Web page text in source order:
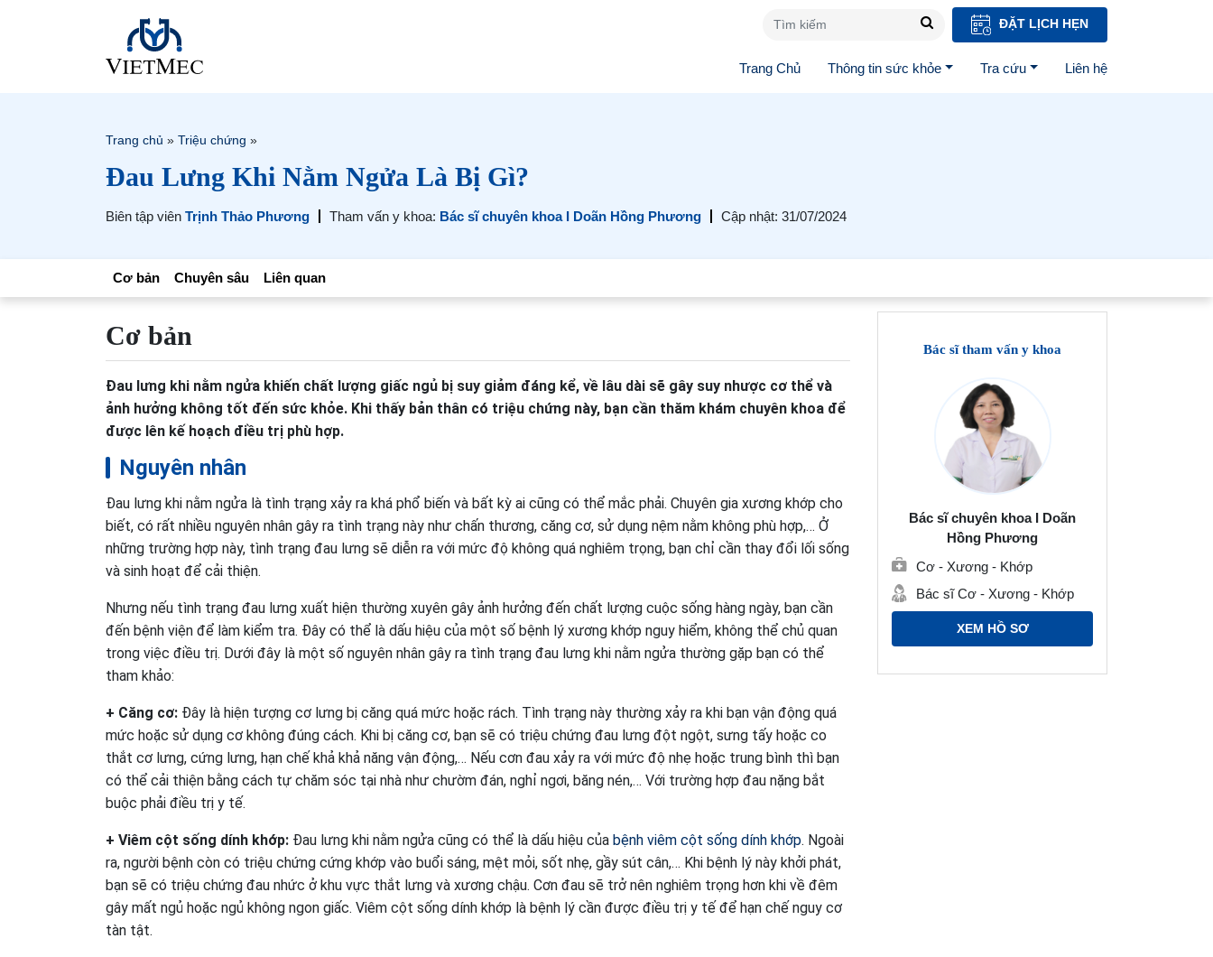
ĐẶT LỊCH HẸN
Trang Chủ Thông tin sức khỏe Tra cứu Liên hệ
Trang chủ » Triệu chứng »
Đau Lưng Khi Nằm Ngửa Là Bị Gì?
Biên tập viên Trịnh Thảo Phương Tham vấn y khoa: Bác sĩ chuyên khoa I Doãn Hồng Phương Cập nhật: 31/07/2024
Cơ bản Chuyên sâu Liên quan
Cơ bản
Đau lưng khi nằm ngửa khiến chất lượng giấc ngủ bị suy giảm đáng kể, về lâu dài sẽ gây suy nhược cơ thể và
ảnh hưởng không tốt đến sức khỏe. Khi thấy bản thân có triệu chứng này, bạn cần thăm khám chuyên khoa để
được lên kế hoạch điều trị phù hợp.
Nguyên nhân
Đau lưng khi nằm ngửa là tình trạng xảy ra khá phổ biến và bất kỳ ai cũng có thể mắc phải. Chuyên gia xương khớp cho
biết, có rất nhiều nguyên nhân gây ra tình trạng này như chấn thương, căng cơ, sử dụng nệm nằm không phù hợp,… Ở
những trường hợp này, tình trạng đau lưng sẽ diễn ra với mức độ không quá nghiêm trọng, bạn chỉ cần thay đổi lối sống
và sinh hoạt để cải thiện.
Nhưng nếu tình trạng đau lưng xuất hiện thường xuyên gây ảnh hưởng đến chất lượng cuộc sống hàng ngày, bạn cần
đến bệnh viện để làm kiểm tra. Đây có thể là dấu hiệu của một số bệnh lý xương khớp nguy hiểm, không thể chủ quan
trong việc điều trị. Dưới đây là một số nguyên nhân gây ra tình trạng đau lưng khi nằm ngửa thường gặp bạn có thể
tham khảo:
+ Căng cơ: Đây là hiện tượng cơ lưng bị căng quá mức hoặc rách. Tình trạng này thường xảy ra khi bạn vận động quá
mức hoặc sử dụng cơ không đúng cách. Khi bị căng cơ, bạn sẽ có triệu chứng đau lưng đột ngột, sưng tấy hoặc co
thắt cơ lưng, cứng lưng, hạn chế khả khả năng vận động,… Nếu cơn đau xảy ra với mức độ nhẹ hoặc trung bình thì bạn
có thể cải thiện bằng cách tự chăm sóc tại nhà như chườm đán, nghỉ ngơi, băng nén,… Với trường hợp đau nặng bắt
buộc phải điều trị y tế.
+ Viêm cột sống dính khớp: Đau lưng khi nằm ngửa cũng có thể là dấu hiệu của bệnh viêm cột sống dính khớp. Ngoài
ra, người bệnh còn có triệu chứng cứng khớp vào buổi sáng, mệt mỏi, sốt nhẹ, gầy sút cân,… Khi bệnh lý này khởi phát,
bạn sẽ có triệu chứng đau nhức ở khu vực thắt lưng và xương chậu. Cơn đau sẽ trở nên nghiêm trọng hơn khi về đêm
gây mất ngủ hoặc ngủ không ngon giấc. Viêm cột sống dính khớp là bệnh lý cần được điều trị y tế để hạn chế nguy cơ
tàn tật.
Bác sĩ tham vấn y khoa
Bác sĩ chuyên khoa I Doãn
Hồng Phương
Cơ - Xương - Khớp
Bác sĩ Cơ - Xương - Khớp
XEM HỒ SƠ